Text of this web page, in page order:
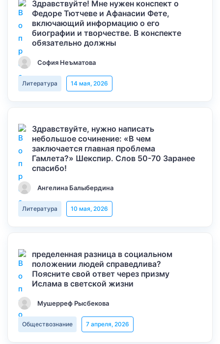
Здравствуйте! Мне нужен конспект о
Федоре Тютчеве и Афанасии Фете,
включающий информацию о его
биографии и творчестве. В конспекте
обязательно должны
София Неъматова
Литература 14 мая, 2026
Здравствуйте, нужно написать
небольшое сочинение: «В чем
заключается главная проблема
Гамлета?» Шекспир. Слов 50-70 Заранее
спасибо!
Ангелина Балыбердина
Литература 10 мая, 2026
пределенная разница в социальном
положении людей справедлива?
Поясните свой ответ через призму
Ислама в светской жизни
Мушерреф Рысбекова
Обществознание 7 апреля, 2026